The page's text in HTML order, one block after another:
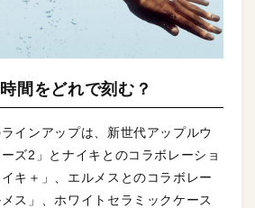
間をどれで刻む？
インアップは、新世代アップルウ
ズ2」とナイキとのコラボレーショ
キ＋」、エルメスとのコラボレー
ス」、ホワイトセラミックケース